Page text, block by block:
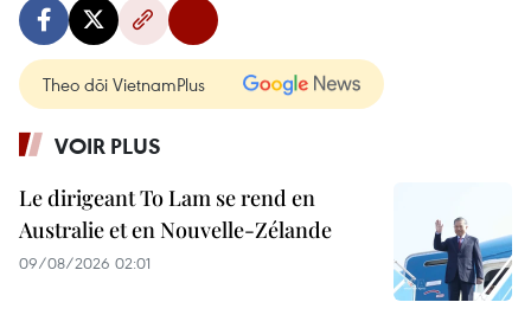
Theo dõi VietnamPlus
VOIR PLUS
Le dirigeant To Lam se rend en
Australie et en Nouvelle-Zélande
09/08/2026 02:01